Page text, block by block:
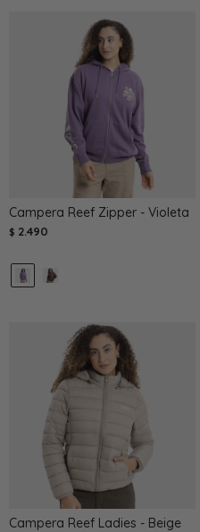
Campera Reef Zipper - Violeta
$ 2.490
Campera Reef Ladies - Beige